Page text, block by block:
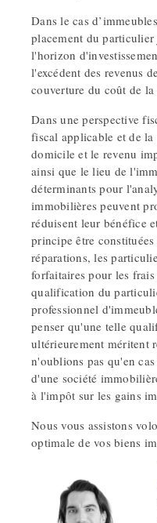
Dans le cas
placement du
l'horizon
l'excédent des revenus
couverture du coût de
Dans une perspective
fiscal applicable et de
domicile et le revenu
ainsi que le lieu de
déterminants pour
immobilières peuvent
réduisent leur bénéfice
principe être
réparations, les
forfaitaires pour les
qualification du
professionnel
penser qu'une telle
ultérieurement méritent
n'oublions pas qu'en
d'une société
à l'impôt sur les gains
Nous vous assistons
optimale de vos biens